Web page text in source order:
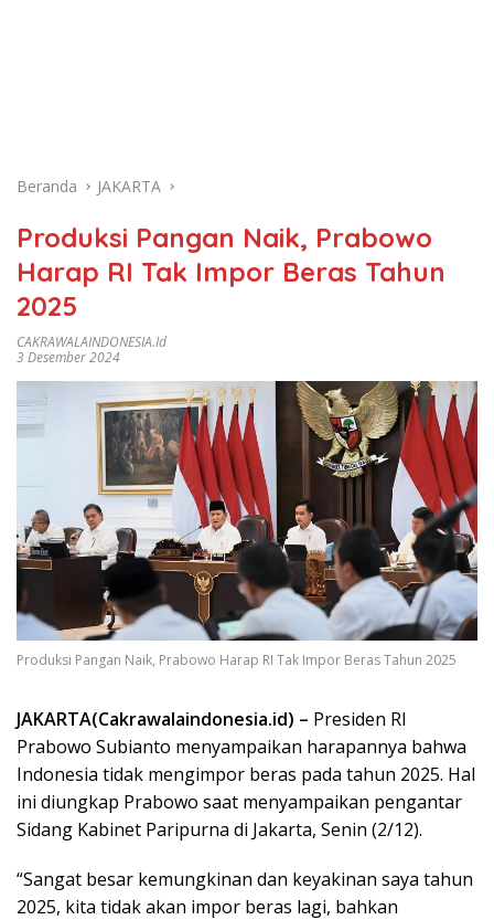
Beranda JAKARTA
Produksi Pangan Naik, Prabowo
Harap RI Tak Impor Beras Tahun
2025
CAKRAWALAINDONESIA.id
3 Desember 2024
Produksi Pangan Naik, Prabowo Harap RI Tak Impor Beras Tahun 2025
JAKARTA(Cakrawalaindonesia.id) – Presiden RI
Prabowo Subianto menyampaikan harapannya bahwa
Indonesia tidak mengimpor beras pada tahun 2025. Hal
ini diungkap Prabowo saat menyampaikan pengantar
Sidang Kabinet Paripurna di Jakarta, Senin (2/12).
“Sangat besar kemungkinan dan keyakinan saya tahun
2025, kita tidak akan impor beras lagi, bahkan